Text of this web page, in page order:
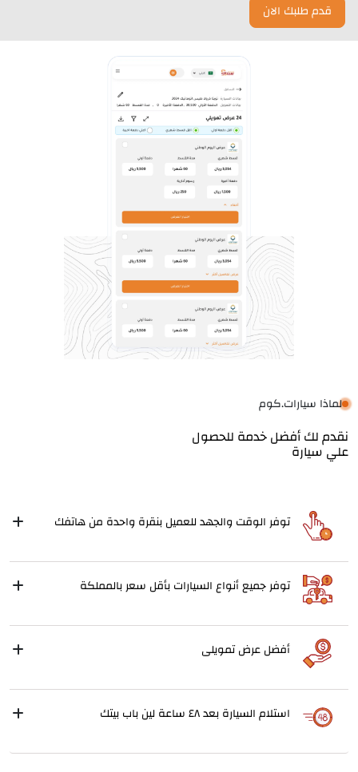
قدم طلبك الان
لماذا سيارات.كوم
نقدم لك أفضل خدمة للحصول
علي سيارة
توفر الوقت والجهد للعميل بنقرة واحدة من هاتفك
توفر جميع أنواع السيارات بأقل سعر بالمملكة
أفضل عرض تمويلى
استلام السيارة بعد ٤٨ ساعة لين باب بيتك